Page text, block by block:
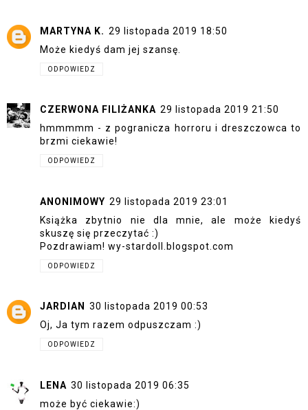
MARTYNA K. 29 listopada 2019 18:50
Może kiedyś dam jej szansę.
ODPOWIEDZ
CZERWONA FILIŻANKA 29 listopada 2019 21:50
hmmmmm - z pogranicza horroru i dreszczowca to
brzmi ciekawie!
ODPOWIEDZ
ANONIMOWY 29 listopada 2019 23:01
Książka zbytnio nie dla mnie, ale może kiedyś
skuszę się przeczytać :)
Pozdrawiam! wy-stardoll.blogspot.com
ODPOWIEDZ
JARDIAN
30 listopada 2019 00:53
Oj, Ja tym razem odpuszczam :)
ODPOWIEDZ
LENA 30 listopada 2019 06:35
może być ciekawie:)